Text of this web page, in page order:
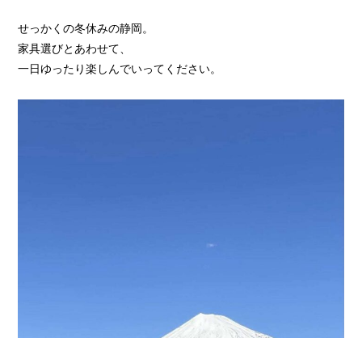
せっかくの冬休みの静岡。
家具選びとあわせて、
一日ゆったり楽しんでいってください。